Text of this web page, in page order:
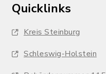
Quicklinks
Kreis Steinburg
Schleswig-Holstein